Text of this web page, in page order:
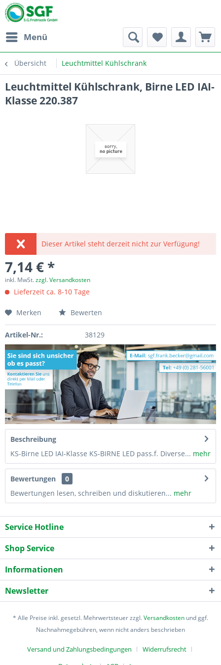
Menü
Übersicht Leuchtmittel Kühlschrank
Leuchtmittel Kühlschrank, Birne LED IAI-
Klasse 220.387
Dieser Artikel steht derzeit nicht zur Verfügung!
7,14 € *
inkl. MwSt.zzgl. Versandkosten
Lieferzeit ca. 8-10 Tage
Merken Bewerten
Artikel-Nr.: 38129
Beschreibung
KS-Birne LED IAI-Klasse KS-BIRNE LED pass.f. Diverse... mehr
Bewertungen
0
Bewertungen lesen, schreiben und diskutieren... mehr
Service Hotline
Shop Service
Informationen
Newsletter
* Alle Preise inkl. gesetzl. Mehrwertsteuer zzgl.Versandkosten und ggf.
Nachnahmegebühren, wenn nicht anders beschrieben
Versand und Zahlungsbedingungen
Widerrufsrecht